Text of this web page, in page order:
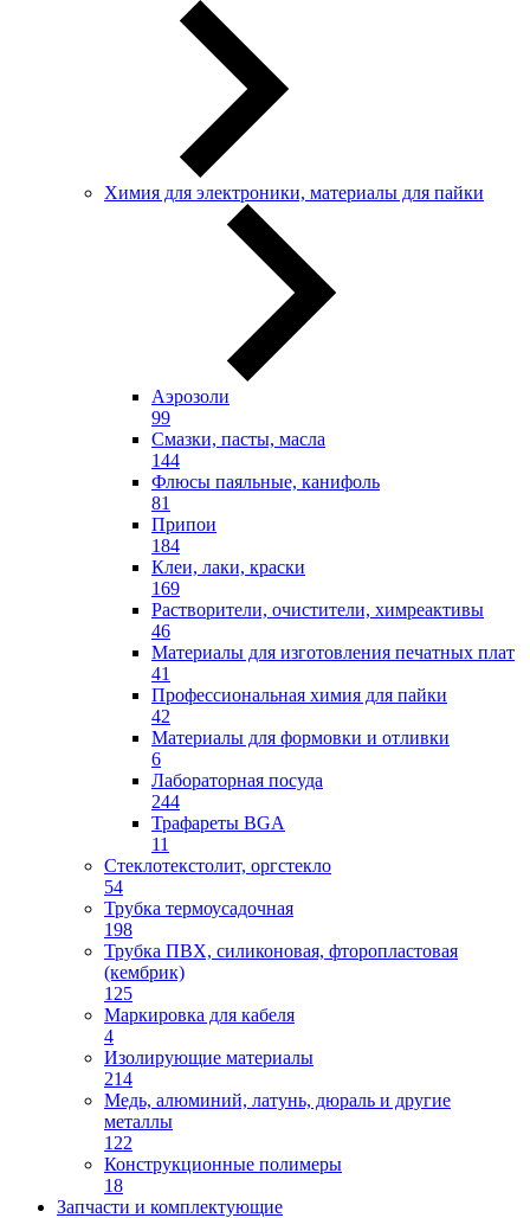
Химия для электроники, материалы для пайки
Аэрозоли
99
Смазки, пасты, масла
144
Флюсы паяльные, канифоль
81
Припои
184
Клеи, лаки, краски
169
Растворители, очистители, химреактивы
46
Материалы для изготовления печатных плат
41
Профессиональная химия для пайки
42
Материалы для формовки и отливки
6
Лабораторная посуда
244
Трафареты BGA
11
Стеклотекстолит, оргстекло
54
Трубка термоусадочная
198
Трубка ПВХ, силиконовая, фторопластовая
(кембрик)
125
Маркировка для кабеля
4
Изолирующие материалы
214
Медь, алюминий, латунь, дюраль и другие
металлы
122
Конструкционные полимеры
18
Запчасти и комплектующие